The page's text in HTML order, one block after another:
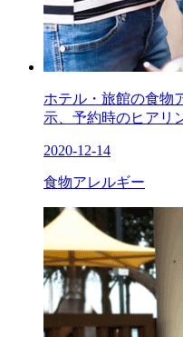
ホテル・旅館の食物
示、予約時のヒアリ
2020-12-14
食物アレルギー